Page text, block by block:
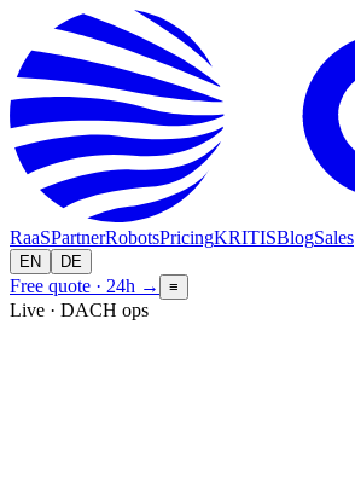
RaaSPartnerRobotsPricingKRITISBlogSales
EN DE
Free quote · 24h → ≡
Live · DACH ops